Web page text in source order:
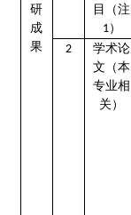
研
成
果
目（注
1）
2
学术论
文（本
专业相
关）